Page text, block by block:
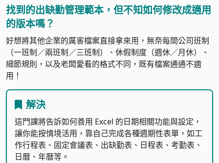
找到的出缺勤管理範本，但不知如何修改成適用
的版本嗎？
好想將其他企業的厲害檔案直接拿來用，無奈每間公司班制
（一班制／兩班制／三班制）、休假制度（週休／月休）、
細節規則，以及老闆愛看的格式不同，既有檔案通通不適
用！
解決
這門課將告訴如何善用 Excel 的日期相關功能與設定，
讓你能按情境活用，靠自己完成各種週期性表單，如工
作行程表、固定會議表、出缺勤表、日程表、考勤表、
日曆、年曆等。